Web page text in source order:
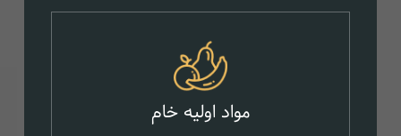
مواد اولیه خام